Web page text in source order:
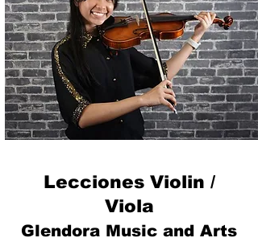
Lecciones Violin /
Viola
Glendora Music and Arts